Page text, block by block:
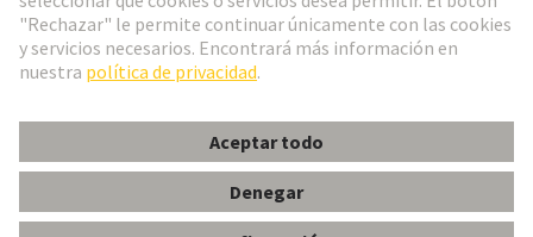
Portugal Español
© Grupo Tecnológico HARTING
ImprintPolítica de privacidad
Configuración de cookies